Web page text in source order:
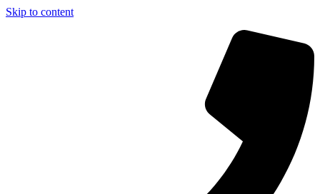
Skip to content